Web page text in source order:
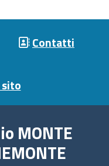
Contatti
sito
MONTE